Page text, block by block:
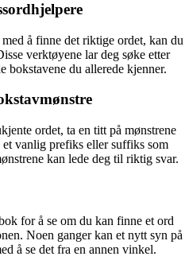
å finne det riktige ordet, kan du
verktøyene lar deg søke etter
bokstavene du allerede kjenner.
ordet, ta en titt på mønstrene
vanlig prefiks eller suffiks som
kan lede deg til riktig svar.
for å se om du kan finne et ord
Noen ganger kan et nytt syn på
å se det fra en annen vinkel.